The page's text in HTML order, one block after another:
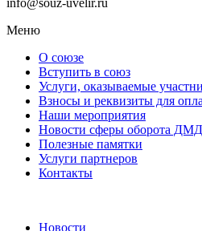
info@souz-uvelir.ru
Меню
О союзе
Вступить в союз
Услуги, оказываемые
Взносы и реквизиты для
Наши мероприятия
Новости сферы оборота
Полезные памятки
Услуги партнеров
Контакты
Новости